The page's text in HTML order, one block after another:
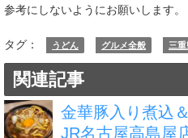
参考にしないようにお願いします。
タグ： うどん グルメ全般 三重
関連記事
金華豚入り煮込
JR名古屋高島屋